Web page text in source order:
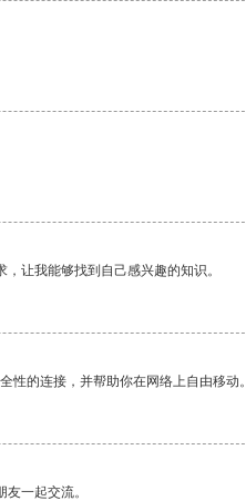
让我能够找到自己感兴趣的知识。
性的连接，并帮助你在网络上自由移动。
一起交流。